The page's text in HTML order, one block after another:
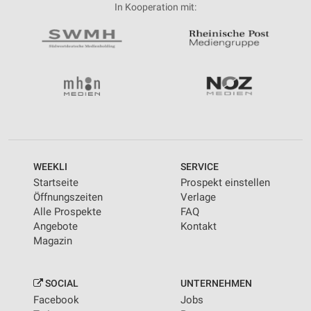
In Kooperation mit:
WEEKLI
Startseite
Öffnungszeiten
Alle Prospekte
Angebote
Magazin
SERVICE
Prospekt einstellen
Verlage
FAQ
Kontakt
SOCIAL
Facebook
UNTERNEHMEN
Jobs